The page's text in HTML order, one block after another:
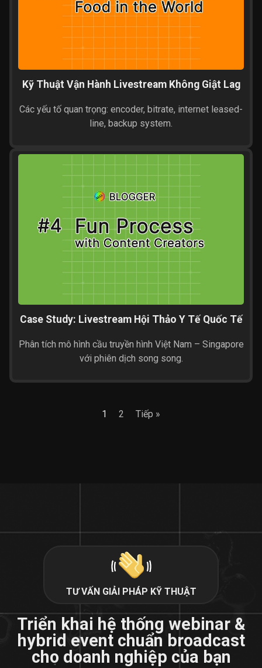
Kỹ Thuật Vận Hành Livestream Không Giật Lag
Các yếu tố quan trọng: encoder, bitrate, internet leased-
line, backup system.
Case Study: Livestream Hội Thảo Y Tế Quốc Tế
Phân tích mô hình cầu truyền hình Việt Nam – Singapore
với phiên dịch song song.
1 2 Tiếp »
TƯ VẤN GIẢI PHÁP KỸ THUẬT
Triển khai hệ thống webinar &
hybrid event chuẩn broadcast
cho doanh nghiệp của bạn